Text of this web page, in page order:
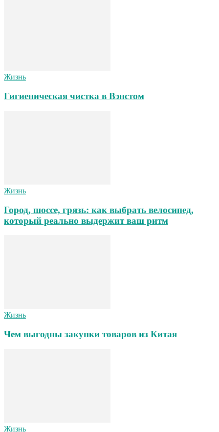
Жизнь
Гигиеническая чистка в Вэнстом
Жизнь
Город, шоссе, грязь: как выбрать велосипед,
который реально выдержит ваш ритм
Жизнь
Чем выгодны закупки товаров из Китая
Жизнь